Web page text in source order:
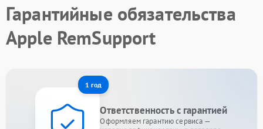
Гарантийные обязательства
Apple RemSupport
1 год
Ответственность с гарантией
Оформляем гарантию сервиса —